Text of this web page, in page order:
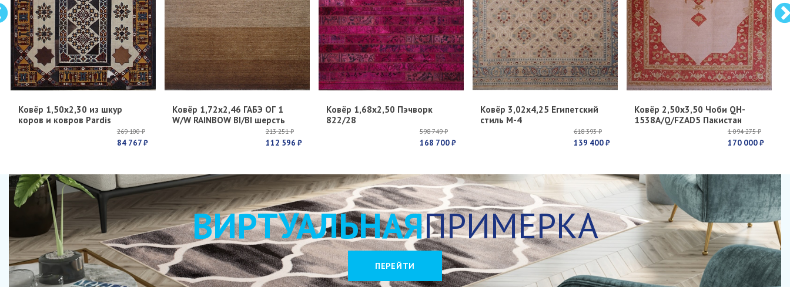
Ковёр 1,50х2,30 из шкур
коров и ковров Pardis
269 100 ₽
84 767 ₽
Ковёр 1,72х2,46 ГАБЭ ОГ 1
W/W RAINBOW BI/BI шерсть
213 251 ₽
112 596 ₽
Ковёр 1,68х2,50 Пэчворк
822/28
598 749 ₽
168 700 ₽
Ковёр 3,02х4,25 Египетский
стиль М-4
618 393 ₽
139 400 ₽
Ковёр 2,50х3,50 Чоби QH-
1538A/Q/FZAD5 Пакистан
1 094 275 ₽
170 000 ₽
ВИРТУАЛЬНАЯПРИМЕРКА
ПЕРЕЙТИ